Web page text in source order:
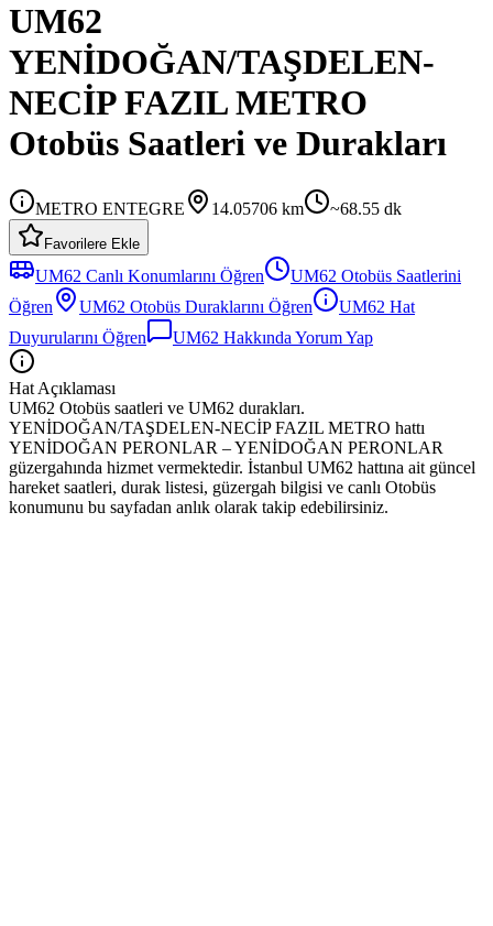
UM62
YENİDOĞAN/TAŞDELEN-
NECİP FAZIL METRO
Otobüs Saatleri ve Durakları
METRO ENTEGRE 14.05706 km ~68.55 dk
Favorilere Ekle
UM62 Canlı Konumlarını Öğren UM62 Otobüs Saatlerini
Öğren
UM62 Otobüs Duraklarını Öğren UM62 Hat
Duyurularını Öğren
UM62 Hakkında Yorum Yap
Hat Açıklaması
UM62 Otobüs saatleri ve UM62 durakları.
YENİDOĞAN/TAŞDELEN-NECİP FAZIL METRO hattı
YENİDOĞAN PERONLAR – YENİDOĞAN PERONLAR
güzergahında hizmet vermektedir. İstanbul UM62 hattına ait güncel
hareket saatleri, durak listesi, güzergah bilgisi ve canlı Otobüs
konumunu bu sayfadan anlık olarak takip edebilirsiniz.